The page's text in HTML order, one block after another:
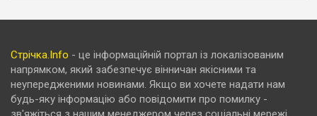
Стрічка.Info - це інформаційній портал із локалізованим
напрямком, який забезпечує вінничан якісними та
неупередженими новинами. Якщо ви хочете надати нам
будь-яку інформацію або повідомити про помилку -